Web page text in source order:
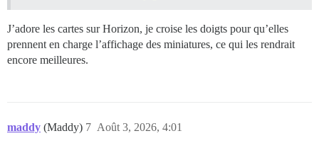
J’adore les cartes sur Horizon, je croise les doigts pour qu’elles
prennent en charge l’affichage des miniatures, ce qui les rendrait
encore meilleures.
maddy (Maddy) Août 3, 2026, 4:01
7